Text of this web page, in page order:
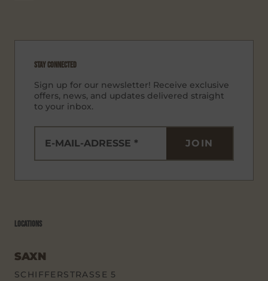
STAY CONNECTED
Sign up for our newsletter! Receive exclusive
offers, news, and updates delivered straight
to your inbox.
LOCATIONS
SAXN
SCHIFFERSTRASSE 5